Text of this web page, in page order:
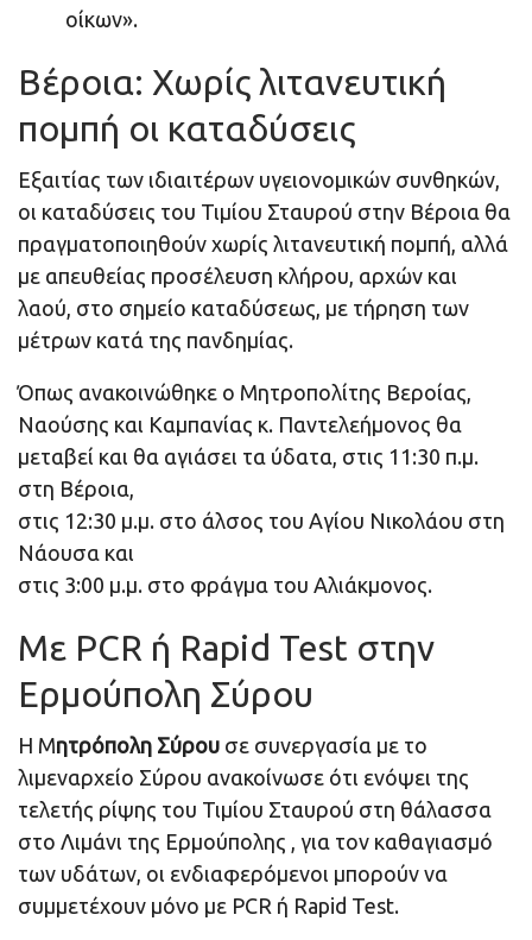
οίκων».
Βέροια: Χωρίς λιτανευτική
πομπή οι καταδύσεις
Εξαιτίας των ιδιαιτέρων υγειονομικών συνθηκών,
οι καταδύσεις του Τιμίου Σταυρού στην Βέροια θα
πραγματοποιηθούν χωρίς λιτανευτική πομπή, αλλά
με απευθείας προσέλευση κλήρου, αρχών και
λαού, στο σημείο καταδύσεως, με τήρηση των
μέτρων κατά της πανδημίας.
Όπως ανακοινώθηκε ο Μητροπολίτης Βεροίας,
Ναούσης και Καμπανίας κ. Παντελεήμονος θα
μεταβεί και θα αγιάσει τα ύδατα, στις 11:30 π.μ.
στη Βέροια,
στις 12:30 μ.μ. στο άλσος του Αγίου Νικολάου στη
Νάουσα και
στις 3:00 μ.μ. στο φράγμα του Αλιάκμονος.
Με PCR ή Rapid Test στην
Ερμούπολη Σύρου
Η Μητρόπολη Σύρου σε συνεργασία με το
λιμεναρχείο Σύρου ανακοίνωσε ότι ενόψει της
τελετής ρίψης του Τιμίου Σταυρού στη θάλασσα
στο Λιμάνι της Ερμούπολης , για τον καθαγιασμό
των υδάτων, οι ενδιαφερόμενοι μπορούν να
συμμετέχουν μόνο με PCR ή Rapid Test.